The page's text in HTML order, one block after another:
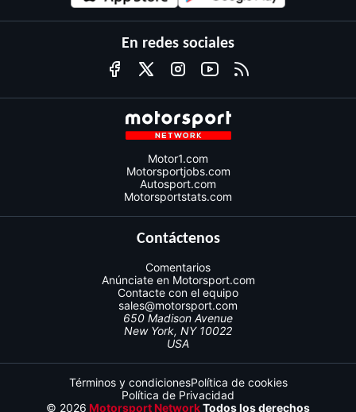
En redes sociales
Motor1.com
Motorsportjobs.com
Autosport.com
Motorsportstats.com
Contáctenos
Comentarios
Anúnciate en Motorsport.com
Contacte con el equipo
sales@motorsport.com
650 Madison Avenue
New York, NY 10022
USA
© 2026 Motorsport NetworkTodos los derechos
Términos y condicionesPolítica de cookies
Política de Privacidad